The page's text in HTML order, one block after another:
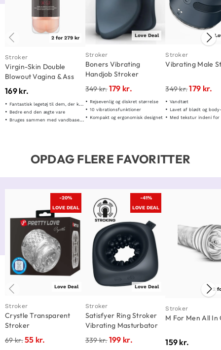
2 for 279 kr
Stroker
Virgin-Skin Double
Blowout Vagina & Ass
169 kr.
Fantastisk legetøj til dem, der kan lide blowjobs
Bedre end den ægte vare
Bruges sammen med vandbaseret glidecreme
Love Deal
Stroker
Boners Vibrating
Handjob Stroker
349kr.179 kr.
Rejsevenlig og diskret størrelse
10 vibrationsfunktioner
Kompakt og ergonomisk designet
Stroker
Vibrating Male
349kr.179 kr.
Vandtæt
Lavet af blødt og
Med tekstur indeni for
OPDAG FLERE FAVORITTER
-20%
LOVE DEAL
Love Deal
Stroker
Crystle Transparent
Stroker
69kr.55 kr.
-41%
LOVE DEAL
Love Deal
Stroker
Satisfyer Ring Stroker
Vibrating Masturbator
339kr.199 kr.
2
Stroker
M For Men All In
159 kr.